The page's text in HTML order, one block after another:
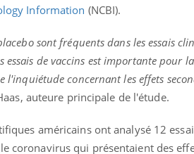
Information (NCBI).
sont fréquents dans les essais
essais de vaccins est importante pour
concernant les effets
auteure principale de l'étude.
américains ont analysé 12
coronavirus qui présentaient des
mentale : et si on
Youtube
dans le diabète de type 2
parfois chez les soignants.
Youtube
Eczéma
préparer
L'été
soleil,
sont ...